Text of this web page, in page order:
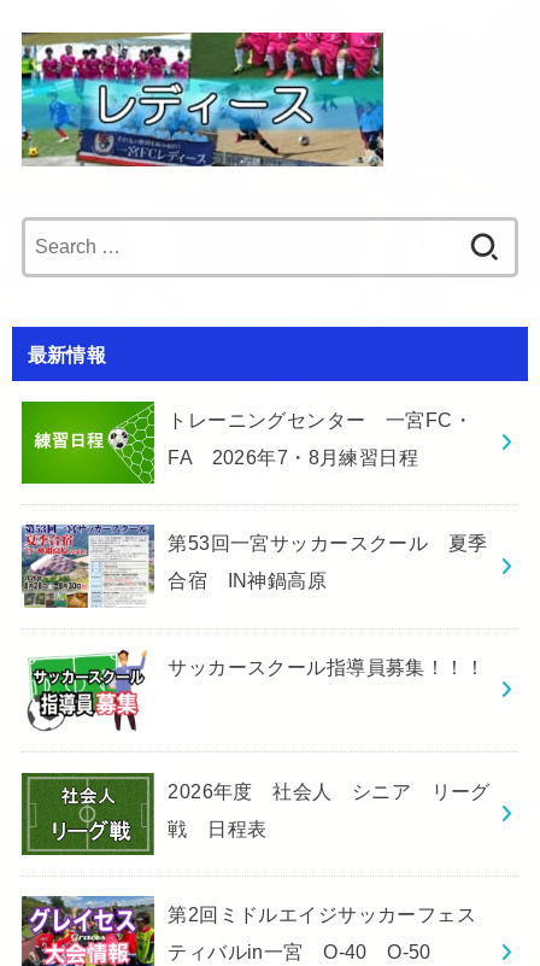
for:
最新情報
トレーニングセンター 一宮FC・
FA 2026年7・8月練習日程
第53回一宮サッカースクール 夏季
合宿 IN神鍋高原
サッカースクール指導員募集！！！
2026年度 社会人 シニア リーグ
戦 日程表
第2回ミドルエイジサッカーフェス
ティバルin一宮 O-40 O-50